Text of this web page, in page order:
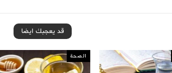
قد يعجبك ايضا
الصحة